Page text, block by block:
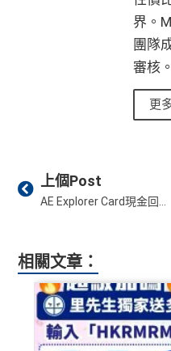
界。
團隊
審核。
更
Prev
上個Post
AE Explorer Card現金回贈迎新送$900！9-10月份MGM推薦人迎新！
相關文章：